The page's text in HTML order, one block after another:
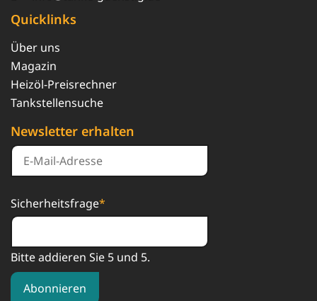
Quicklinks
Über uns
Magazin
Heizöl-Preisrechner
Tankstellensuche
Newsletter erhalten
Sicherheitsfrage*
Bitte addieren Sie 5 und 5.
Abonnieren